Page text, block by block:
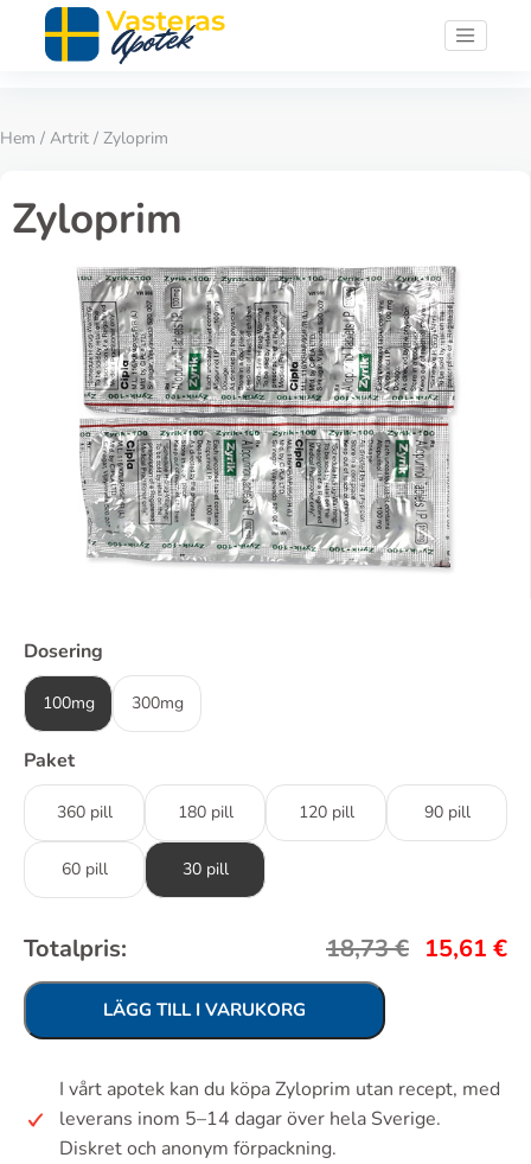
Hem / Artrit / Zyloprim
Zyloprim
Dosering
100mg 300mg
Paket
360 pill 180 pill 120 pill 90 pill
60 pill 30 pill
Totalpris: 18,73€ 15,61 €
LÄGG TILL I VARUKORG
I vårt apotek kan du köpa Zyloprim utan recept, med
leverans inom 5–14 dagar över hela Sverige.
Diskret och anonym förpackning.